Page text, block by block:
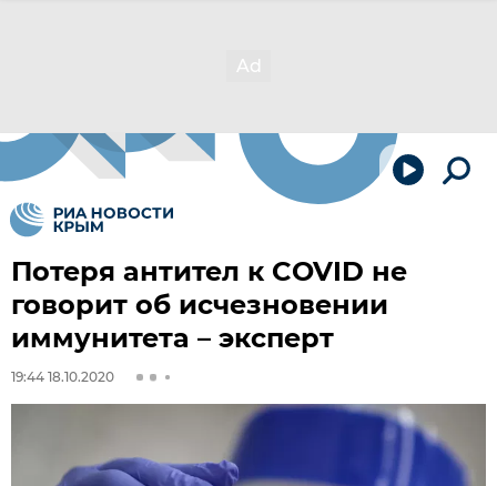
Потеря антител к COVID не
говорит об исчезновении
иммунитета – эксперт
19:44 18.10.2020